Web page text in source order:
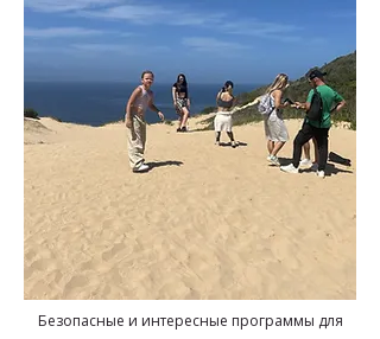
Безопасные и интересные программы для